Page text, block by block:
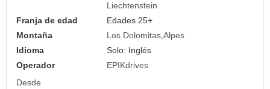
Liechtenstein
Franja de edad
Edades 25+
Montaña
Los Dolomitas Alpes
Idioma
Solo: Inglés
Operador
EPIKdrives
Desde